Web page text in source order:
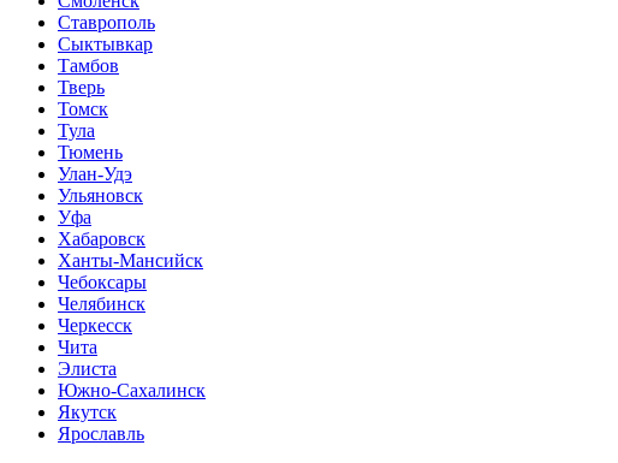
Ставрополь
Сыктывкар
Тамбов
Тверь
Томск
Тула
Тюмень
Улан-Удэ
Ульяновск
Уфа
Хабаровск
Ханты-Мансийск
Чебоксары
Челябинск
Черкесск
Чита
Элиста
Южно-Сахалинск
Якутск
Ярославль